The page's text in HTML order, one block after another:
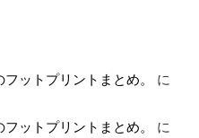
ットプリントまとめ。
に
ットプリントまとめ。
に